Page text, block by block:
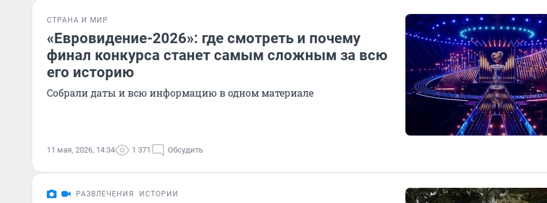
СТРАНА И МИР
«Евровидение-2026»: где смотреть и почему
финал конкурса станет самым сложным за всю
его историю
Собрали даты и всю информацию в одном материале
11 мая, 2026, 14:34 1 371 Обсудить
РАЗВЛЕЧЕНИЯ ИСТОРИИ